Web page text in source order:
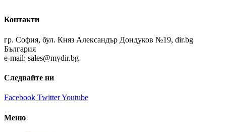
Контакти
гр. София, бул. Княз Александър Дондуков №19, dir.bg
България
e-mail: sales@mydir.bg
Следвайте ни
Facebook TwitterYoutube
Меню